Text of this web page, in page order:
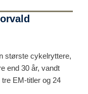
største cykelryttere,
end 30 år, vandt
EM-titler og 24